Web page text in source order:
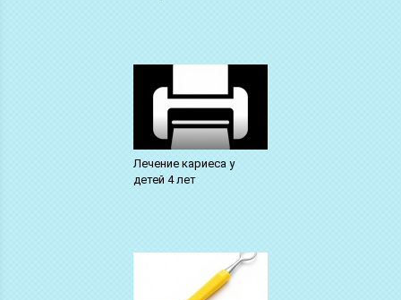
Лечение кариеса у
детей 4 лет